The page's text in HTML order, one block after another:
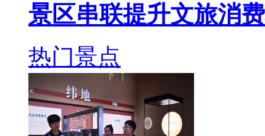
景区串联提升文旅消
热门景点